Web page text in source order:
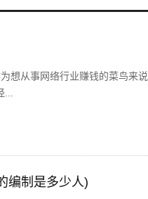
想从事网络行业赚钱的菜鸟来
编制是多少人)